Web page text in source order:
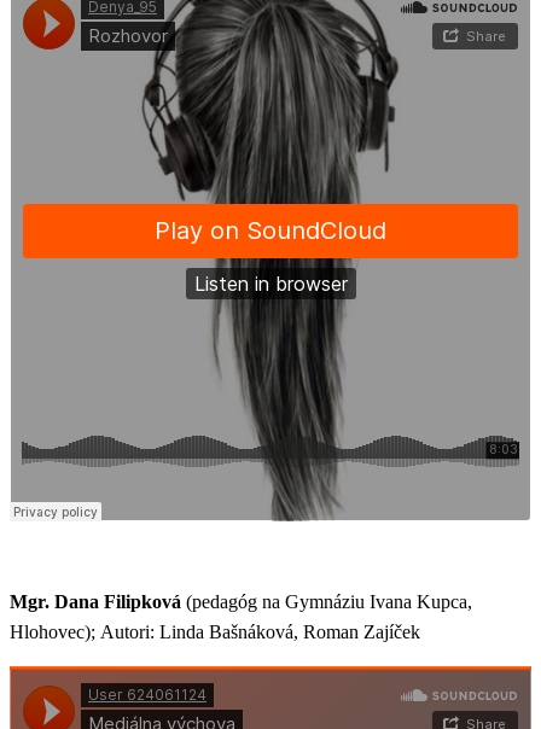
Mgr. Dana Filipková (pedagóg na Gymnáziu Ivana Kupca,
Hlohovec); Autori: Linda Bašnáková, Roman Zajíček